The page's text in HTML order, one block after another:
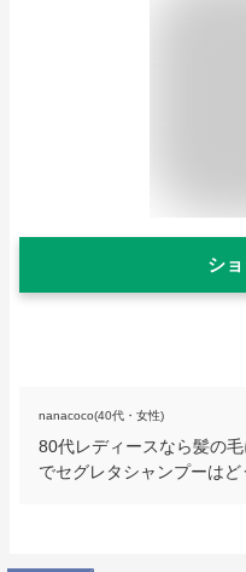
シ
nanacoco(40代・女性)
80代レディースなら髪の
でセグレタシャンプーは